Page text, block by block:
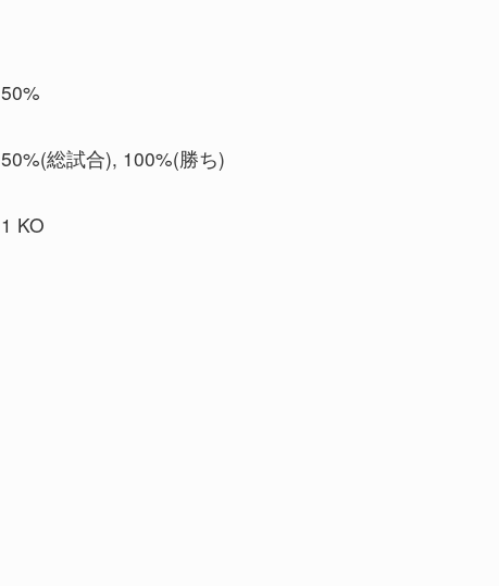
50%
50%(総試合), 100%(勝ち)
1 KO